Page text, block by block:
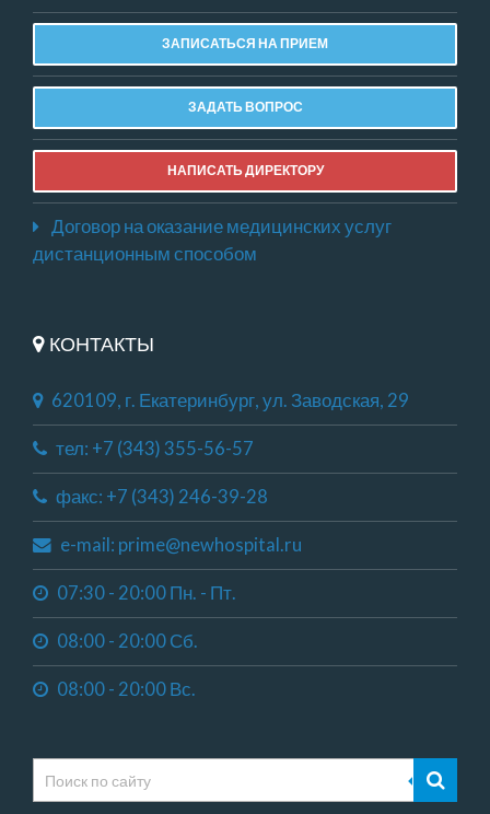
ЗАПИСАТЬСЯ НА ПРИЕМ
ЗАДАТЬ ВОПРОС
НАПИСАТЬ ДИРЕКТОРУ
Договор на оказание медицинских услуг
дистанционным способом
КОНТАКТЫ
620109, г. Екатеринбург, ул. Заводская, 29
тел: +7 (343) 355-56-57
факс: +7 (343) 246-39-28
e-mail: prime@newhospital.ru
07:30 - 20:00 Пн. - Пт.
08:00 - 20:00 Сб.
08:00 - 20:00 Вс.